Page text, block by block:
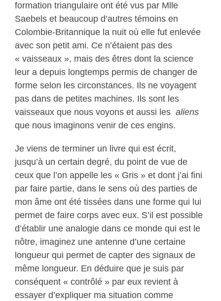
formation triangulaire ont été vus par Mlle
Saebels et beaucoup d’autres témoins en
Colombie-Britannique la nuit où elle fut enlevée
avec son petit ami. Ce n’étaient pas des
« vaisseaux », mais des êtres dont la science
leur a depuis longtemps permis de changer de
forme selon les circonstances. Ils ne voyagent
pas dans de petites machines. Ils sont les
vaisseaux que nous voyons et aussi les aliens
que nous imaginons venir de ces engins.
Je viens de terminer un livre qui est écrit,
jusqu’à un certain degré, du point de vue de
ceux que l’on appelle les « Gris » et dont j’ai fini
par faire partie, dans le sens où des parties de
mon âme ont été tissées dans une forme qui lui
permet de faire corps avec eux. S’il est possible
d’établir une analogie dans ce monde qui est le
nôtre, imaginez une antenne d’une certaine
longueur qui permet de capter des signaux de
même longueur. En déduire que je suis par
conséquent « contrôlé » par eux revient à
essayer d’expliquer ma situation comme